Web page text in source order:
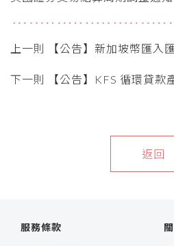
上一則 【公告】新加坡幣
下一則 【公告】KFS 循環貸
返回
服務條款